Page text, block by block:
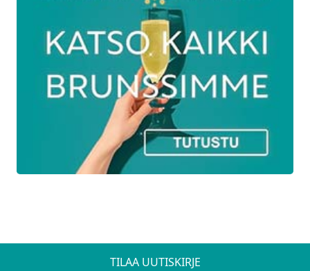
TILAA UUTISKIRJE